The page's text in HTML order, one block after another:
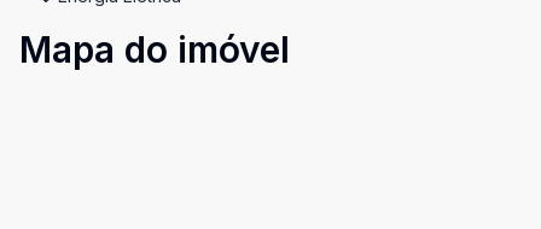
Mapa do imóvel